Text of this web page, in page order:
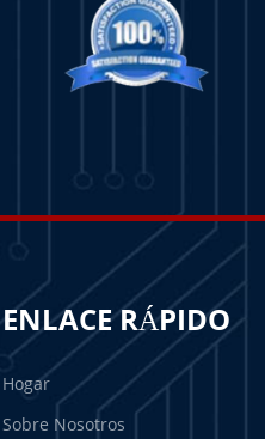
ENLACE RÁPIDO
Hogar
Sobre Nosotros